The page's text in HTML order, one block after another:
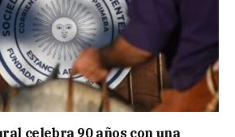
celebra 90 años con una